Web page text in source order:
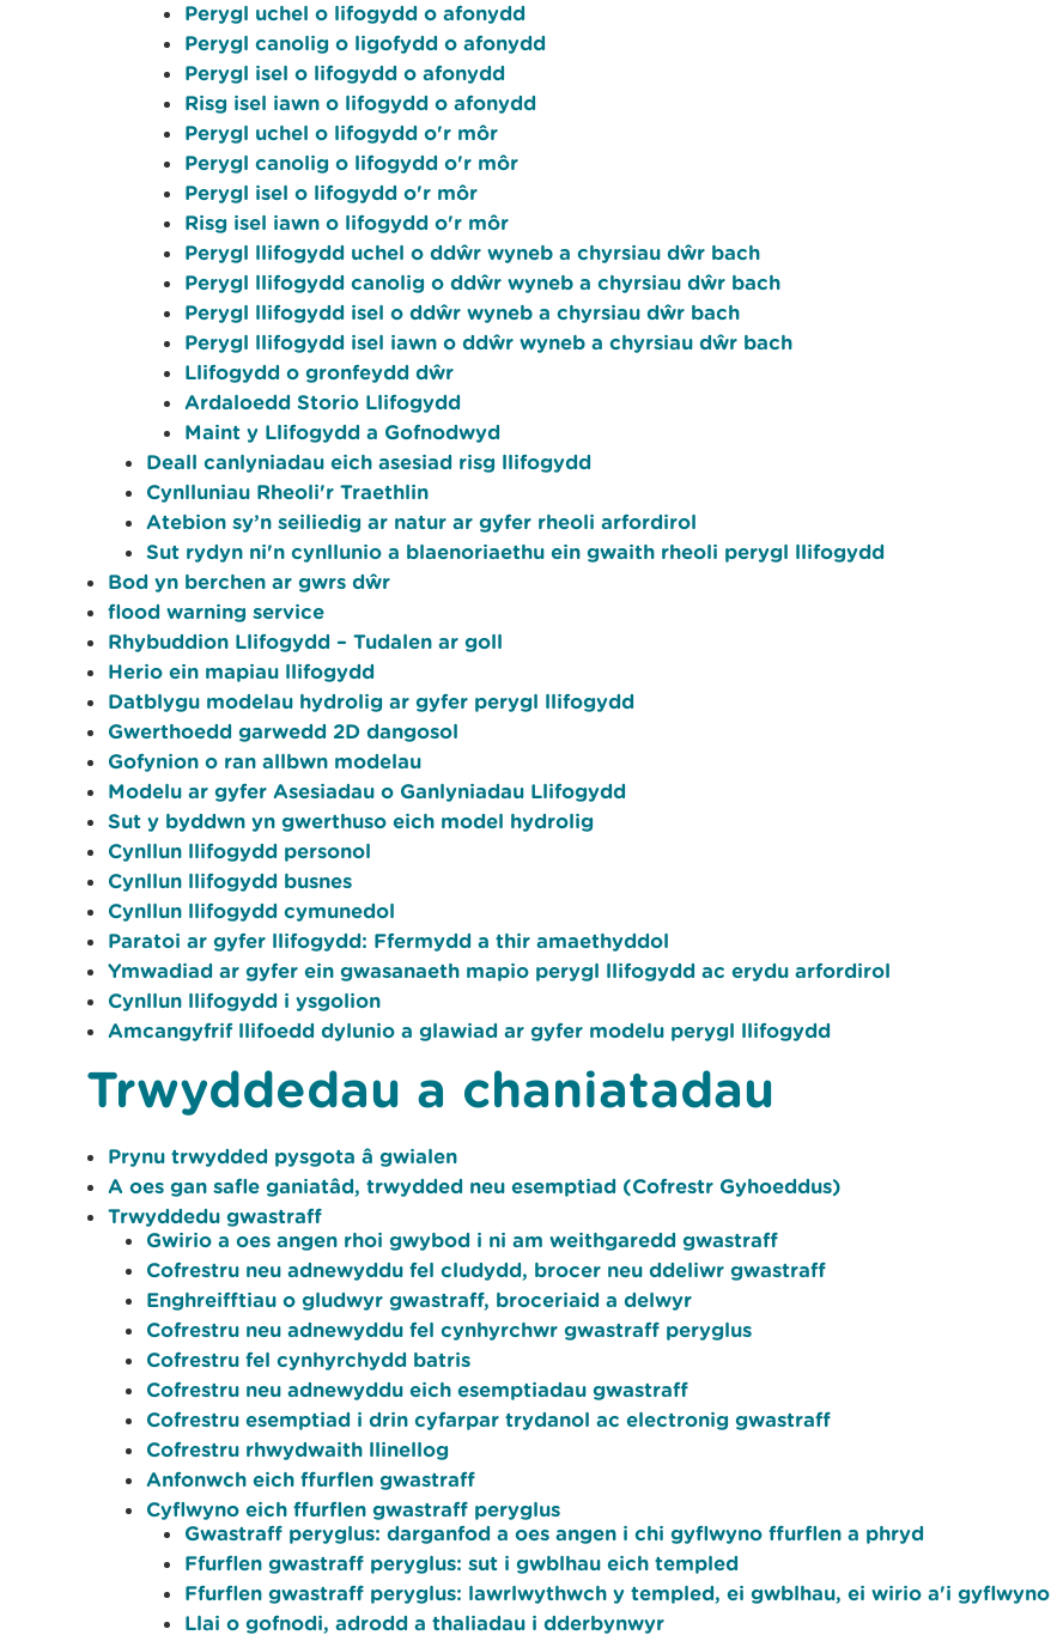
Perygl uchel o lifogydd o afonydd
Perygl canolig o ligofydd o afonydd
Perygl isel o lifogydd o afonydd
Risg isel iawn o lifogydd o afonydd
Perygl uchel o lifogydd o'r môr
Perygl canolig o lifogydd o'r môr
Perygl isel o lifogydd o'r môr
Risg isel iawn o lifogydd o'r môr
Perygl llifogydd uchel o ddŵr wyneb a chyrsiau dŵr bach
Perygl llifogydd canolig o ddŵr wyneb a chyrsiau dŵr bach
Perygl llifogydd isel o ddŵr wyneb a chyrsiau dŵr bach
Perygl llifogydd isel iawn o ddŵr wyneb a chyrsiau dŵr bach
Llifogydd o gronfeydd dŵr
Ardaloedd Storio Llifogydd
Maint y Llifogydd a Gofnodwyd
Deall canlyniadau eich asesiad risg llifogydd
Cynlluniau Rheoli'r Traethlin
Atebion sy’n seiliedig ar natur ar gyfer rheoli arfordirol
Sut rydyn ni'n cynllunio a blaenoriaethu ein gwaith rheoli perygl llifogydd
Bod yn berchen ar gwrs dŵr
flood warning service
Rhybuddion Llifogydd – Tudalen ar goll
Herio ein mapiau llifogydd
Datblygu modelau hydrolig ar gyfer perygl llifogydd
Gwerthoedd garwedd 2D dangosol
Gofynion o ran allbwn modelau
Modelu ar gyfer Asesiadau o Ganlyniadau Llifogydd
Sut y byddwn yn gwerthuso eich model hydrolig
Cynllun llifogydd personol
Cynllun llifogydd busnes
Cynllun llifogydd cymunedol
Paratoi ar gyfer llifogydd: Ffermydd a thir amaethyddol
Ymwadiad ar gyfer ein gwasanaeth mapio perygl llifogydd ac erydu arfordirol
Cynllun llifogydd i ysgolion
Amcangyfrif llifoedd dylunio a glawiad ar gyfer modelu perygl llifogydd
Trwyddedau a chaniatadau
Prynu trwydded pysgota â gwialen
A oes gan safle ganiatâd, trwydded neu esemptiad (Cofrestr Gyhoeddus)
Trwyddedu gwastraff
Gwirio a oes angen rhoi gwybod i ni am weithgaredd gwastraff
Cofrestru neu adnewyddu fel cludydd, brocer neu ddeliwr gwastraff
Enghreifftiau o gludwyr gwastraff, broceriaid a delwyr
Cofrestru neu adnewyddu fel cynhyrchwr gwastraff peryglus
Cofrestru fel cynhyrchydd batris
Cofrestru neu adnewyddu eich esemptiadau gwastraff
Cofrestru esemptiad i drin cyfarpar trydanol ac electronig gwastraff
Cofrestru rhwydwaith llinellog
Anfonwch eich ffurflen gwastraff
Cyflwyno eich ffurflen gwastraff peryglus
Gwastraff peryglus: darganfod a oes angen i chi gyflwyno ffurflen a phryd
Ffurflen gwastraff peryglus: sut i gwblhau eich templed
Ffurflen gwastraff peryglus: lawrlwythwch y templed, ei gwblhau, ei wirio a'i gyflwyno
Llai o gofnodi, adrodd a thaliadau i dderbynwyr